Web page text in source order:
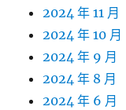
2024 年 11 月
2024 年 10 月
2024 年 9 月
2024 年 8 月
2024 年 6 月